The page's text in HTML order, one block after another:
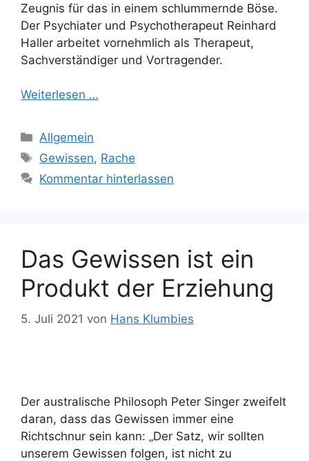
Zeugnis für das in einem schlummernde Böse.
Der Psychiater und Psychotherapeut Reinhard
Haller arbeitet vornehmlich als Therapeut,
Sachverständiger und Vortragender.
Weiterlesen …
Kategorien
Allgemein
Schlagwörter
Gewissen, Rache
Kommentar hinterlassen
Das Gewissen ist ein
Produkt der Erziehung
5. Juli 2021 von Hans Klumbies
Der australische Philosoph Peter Singer zweifelt
daran, dass das Gewissen immer eine
Richtschnur sein kann: „Der Satz, wir sollten
unserem Gewissen folgen, ist nicht zu